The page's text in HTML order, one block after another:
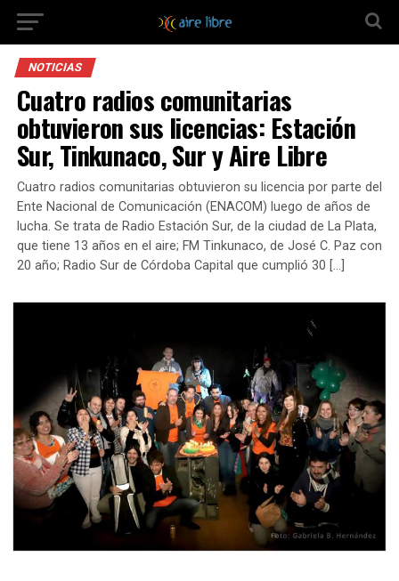
NOTICIAS
Cuatro radios comunitarias
obtuvieron sus licencias: Estación
Sur, Tinkunaco, Sur y Aire Libre
Cuatro radios comunitarias obtuvieron su licencia por parte del
Ente Nacional de Comunicación (ENACOM) luego de años de
lucha. Se trata de Radio Estación Sur, de la ciudad de La Plata,
que tiene 13 años en el aire; FM Tinkunaco, de José C. Paz con
20 año; Radio Sur de Córdoba Capital que cumplió 30 […]